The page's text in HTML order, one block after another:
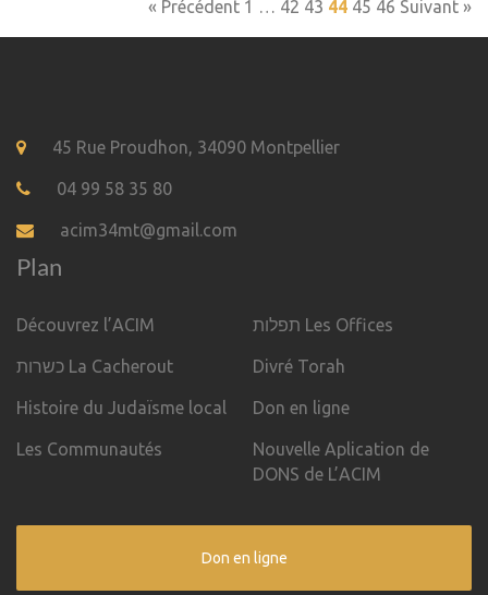
« Précédent 1 … 42 43 44 45 46 Suivant »
45 Rue Proudhon, 34090 Montpellier
04 99 58 35 80
acim34mt@gmail.com
Plan
Découvrez l’ACIM
כשרות La Cacherout
Histoire du Judaïsme local
Les Communautés
תפלות Les Offices
Divré Torah
Don en ligne
Nouvelle Aplication de
DONS de L’ACIM
Don en ligne